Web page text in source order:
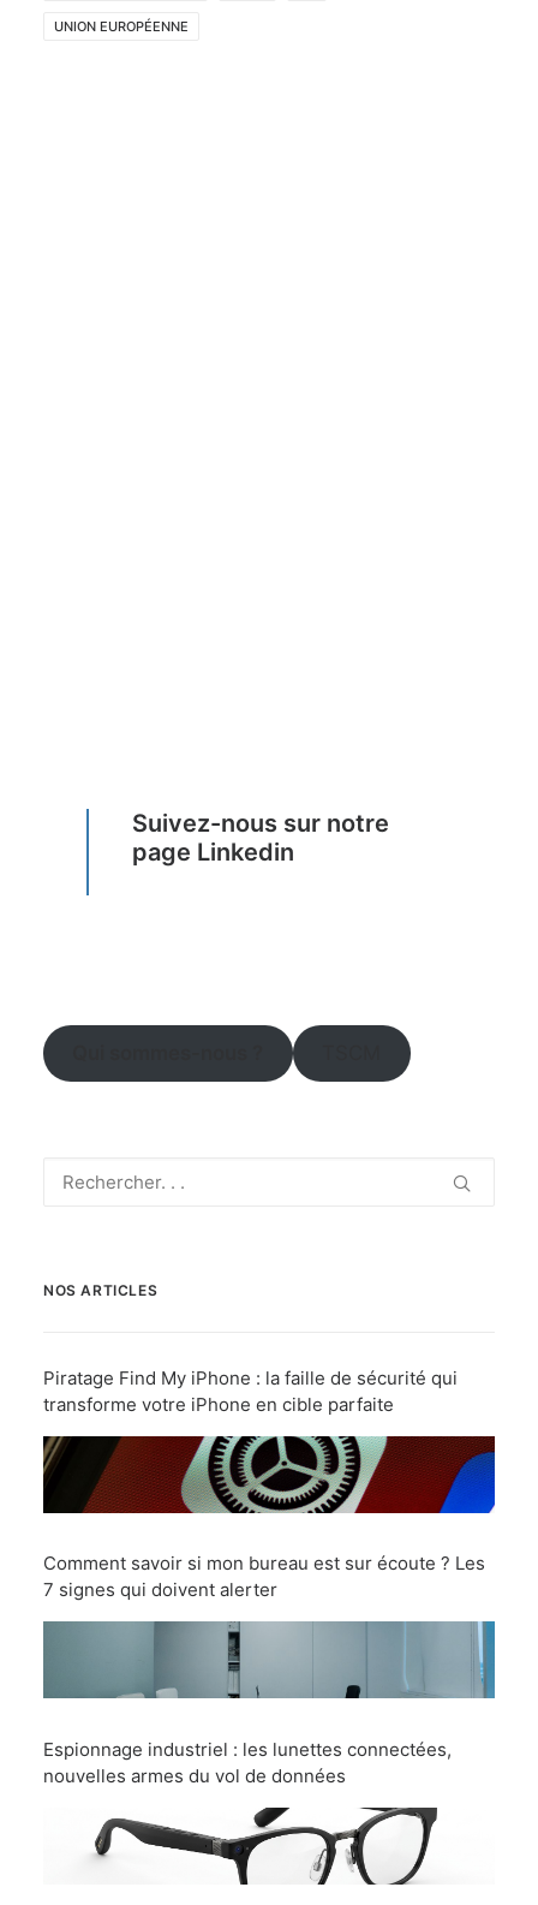
UNION EUROPÉENNE
Suivez-nous sur notre
page Linkedin
NOS ARTICLES
Piratage Find My iPhone : la faille de sécurité qui
transforme votre iPhone en cible parfaite
Comment savoir si mon bureau est sur écoute ? Les
7 signes qui doivent alerter
Espionnage industriel : les lunettes connectées,
nouvelles armes du vol de données